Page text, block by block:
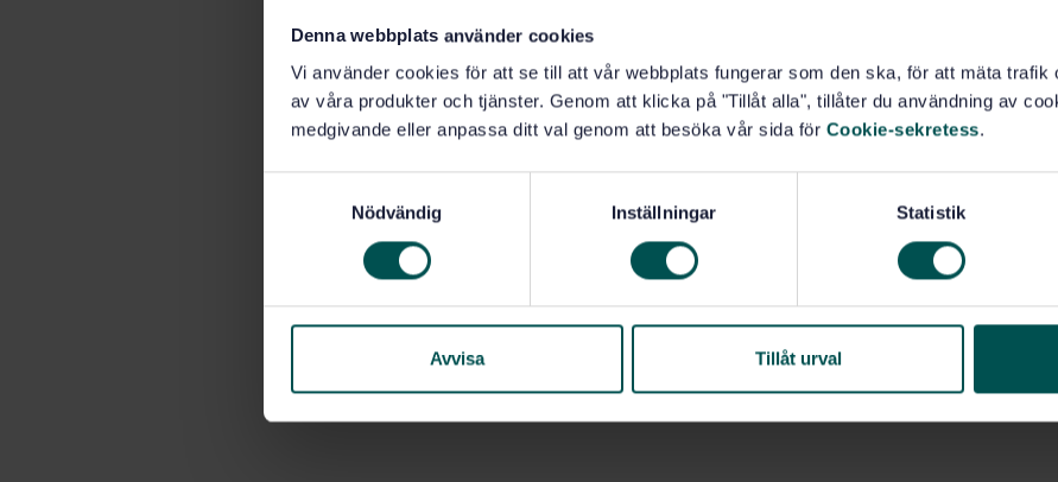
Denna webbplats använder cookies
Vi använder cookies för att se till att vår webbplats fungerar som den ska, för att mäta trafik
av våra produkter och tjänster. Genom att klicka på "Tillåt alla", tillåter du användning av
medgivande eller anpassa ditt val genom att besöka vår sida för Cookie-sekretess.
s
Nödvändig Inställningar Statistik
Avvisa Tillåt urval